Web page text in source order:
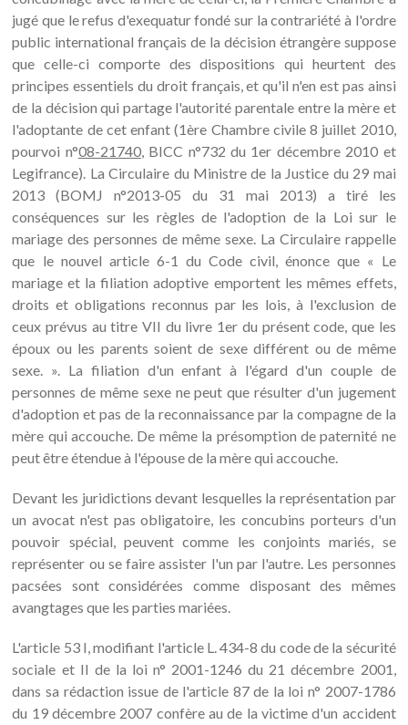
jugé que le refus d'exequatur fondé sur la contrariété à l'ordre
public international français de la décision étrangère suppose
que celle-ci comporte des dispositions qui heurtent des
principes essentiels du droit français, et qu'il n'en est pas ainsi
de la décision qui partage l'autorité parentale entre la mère et
l'adoptante de cet enfant (1ère Chambre civile 8 juillet 2010,
pourvoi n°08-21740, BICC n°732 du 1er décembre 2010 et
Legifrance). La Circulaire du Ministre de la Justice du 29 mai
2013 (BOMJ n°2013-05 du 31 mai 2013) a tiré les
conséquences sur les règles de l'adoption de la Loi sur le
mariage des personnes de même sexe. La Circulaire rappelle
que le nouvel article 6-1 du Code civil, énonce que « Le
mariage et la filiation adoptive emportent les mêmes effets,
droits et obligations reconnus par les lois, à l'exclusion de
ceux prévus au titre VII du livre 1er du présent code, que les
époux ou les parents soient de sexe différent ou de même
sexe. ». La filiation d'un enfant à l'égard d'un couple de
personnes de même sexe ne peut que résulter d'un jugement
d'adoption et pas de la reconnaissance par la compagne de la
mère qui accouche. De même la présomption de paternité ne
peut être étendue à l'épouse de la mère qui accouche.
Devant les juridictions devant lesquelles la représentation par
un avocat n'est pas obligatoire, les concubins porteurs d'un
pouvoir spécial, peuvent comme les conjoints mariés, se
représenter ou se faire assister l'un par l'autre. Les personnes
pacsées sont considérées comme disposant des mêmes
avangtages que les parties mariées.
L'article 53 I, modifiant l'article L. 434-8 du code de la sécurité
sociale et II de la loi n° 2001-1246 du 21 décembre 2001,
dans sa rédaction issue de l'article 87 de la loi n° 2007-1786
du 19 décembre 2007 confère au de la victime d'un accident